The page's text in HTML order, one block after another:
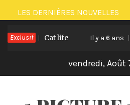
Passer
au
contenu
LES DERNIÈRES NOUVELLES
ExclusifCat life Il y a 6 ans Lights
vendredi, Août